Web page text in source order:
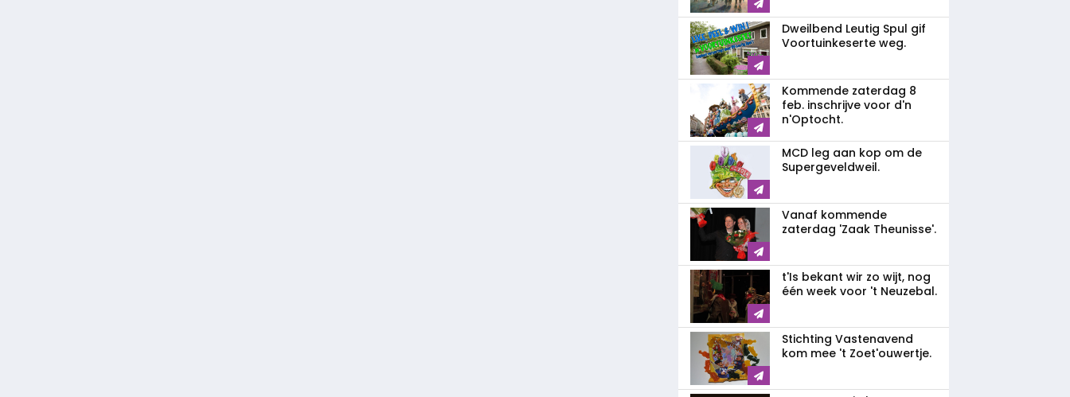
Dweilbend Leutig Spul gif
Voortuinkeserte weg.
Kommende zaterdag 8
feb. inschrijve voor d'n
n'Optocht.
MCD leg aan kop om de
Supergeveldweil.
Vanaf kommende
zaterdag 'Zaak Theunisse'.
t'Is bekant wir zo wijt, nog
één week voor 't Neuzebal.
Stichting Vastenavend
kom mee 't Zoet'ouwertje.